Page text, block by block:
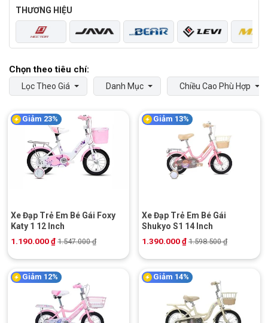
THƯƠNG HIỆU
Lọc Theo Giá Danh Mục Chiều Cao Phù Hợp
Giảm 23%
Xe Đạp Trẻ Em Bé Gái Foxy
Katy 1 12 Inch
1.190.000₫ 1.547.000₫
Giảm 13%
Xe Đạp Trẻ Em Bé Gái
Shukyo S1 14 Inch
1.390.000₫ 1.598.500₫
Giảm 12% Giảm 14%